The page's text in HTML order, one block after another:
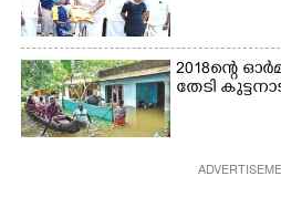
2018ന്റെ
തേടി